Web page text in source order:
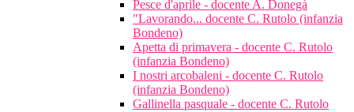
Pesce d'aprile - docente A. Donegà
"Lavorando... docente C. Rutolo (infanzia
Bondeno)
Apetta di primavera - docente C. Rutolo
(infanzia Bondeno)
I nostri arcobaleni - docente C. Rutolo
(infanzia Bondeno)
Gallinella pasquale - docente C. Rutolo